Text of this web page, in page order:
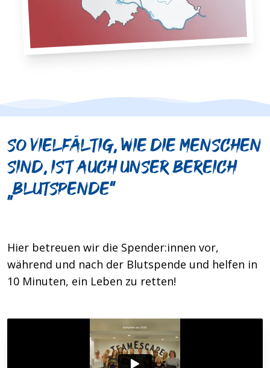
So vielfältig, wie die Menschen
sind, ist auch unser Bereich
„Blutspende“
Hier betreuen wir die Spender:innen vor,
während und nach der Blutspende und helfen in
10 Minuten, ein Leben zu retten!